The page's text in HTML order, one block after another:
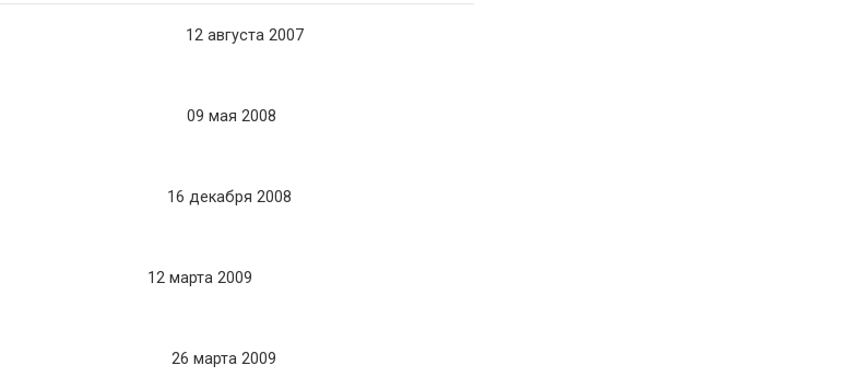
12 августа 2007
09 мая 2008
16 декабря 2008
12 марта 2009
26 марта 2009